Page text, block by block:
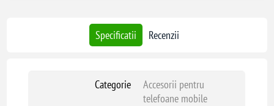
Specificatii Recenzii
Categorie
Accesorii pentru
telefoane mobile